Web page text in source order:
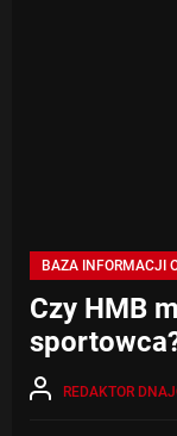
BAZA INFORMACJI
Czy HMB
REDAKTOR